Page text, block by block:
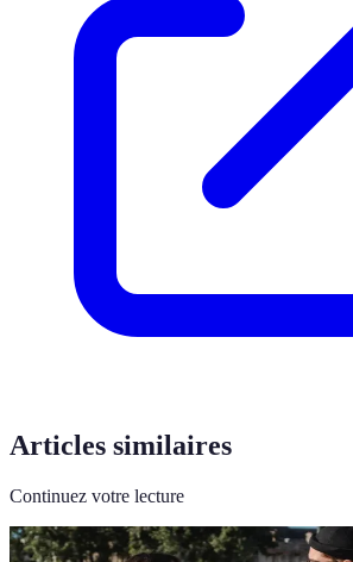
Articles similaires
Continuez votre lecture